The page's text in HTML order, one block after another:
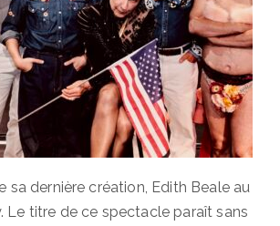
sa dernière création, Edith Beale au
Le titre de ce spectacle paraît sans